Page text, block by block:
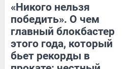
«Никого нельзя
победить». О чем
главный блокбастер
этого года, который
бьет рекорды в